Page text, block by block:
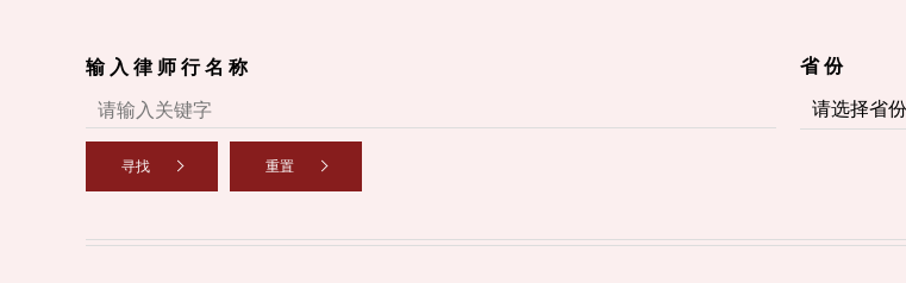
输 入 律 师 行 名 称 省 份
寻找 重置